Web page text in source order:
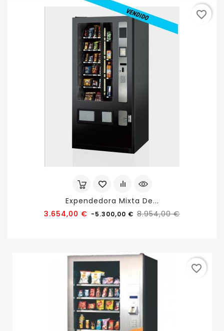
Expendedora Mixta De...
3.654,00 € Precio
-5.300,00 € 8.954,00 €Precio
favorite_border
favorite_border